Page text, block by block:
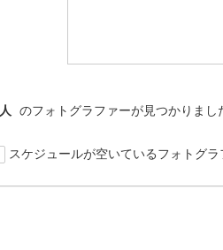
人 のフォトグラファーが見つかりまし
スケジュールが空いているフォトグ